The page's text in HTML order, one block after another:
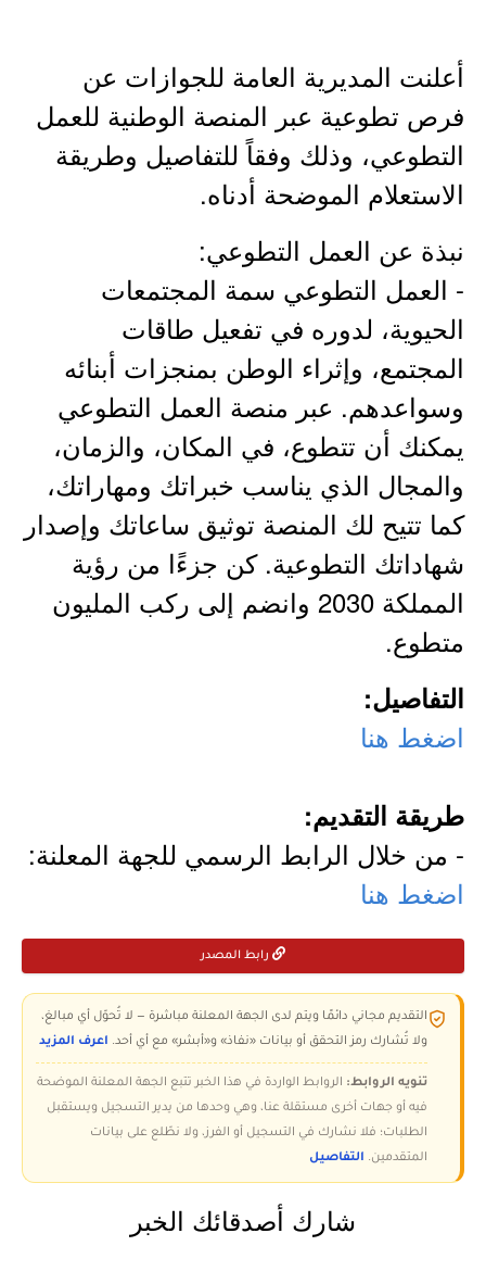
أعلنت المديرية العامة للجوازات عن
فرص تطوعية عبر المنصة الوطنية للعمل
التطوعي، وذلك وفقاً للتفاصيل وطريقة
الاستعلام الموضحة أدناه.
نبذة عن العمل التطوعي:
- العمل التطوعي سمة المجتمعات
الحيوية، لدوره في تفعيل طاقات
المجتمع، وإثراء الوطن بمنجزات أبنائه
وسواعدهم. عبر منصة العمل التطوعي
يمكنك أن تتطوع، في المكان، والزمان،
والمجال الذي يناسب خبراتك ومهاراتك،
كما تتيح لك المنصة توثيق ساعاتك وإصدار
شهاداتك التطوعية. كن جزءًا من رؤية
المملكة 2030 وانضم إلى ركب المليون
متطوع.
التفاصيل:
اضغط هنا
طريقة التقديم:
- من خلال الرابط الرسمي للجهة المعلنة:
اضغط هنا
رابط المصدر
التقديم مجاني دائمًا ويتم لدى الجهة المعلنة مباشرة — لا تُحوّل أي مبالغ،
ولا تُشارك رمز التحقق أو بيانات «نفاذ» و«أبشر» مع أي أحد. اعرف المزيد
تنويه الروابط: الروابط الواردة في هذا الخبر تتبع الجهة المعلنة الموضحة
فيه أو جهات أخرى مستقلة عنا، وهي وحدها من يدير التسجيل ويستقبل
الطلبات؛ فلا نشارك في التسجيل أو الفرز، ولا نطّلع على بيانات
المتقدمين. التفاصيل
شارك أصدقائك الخبر